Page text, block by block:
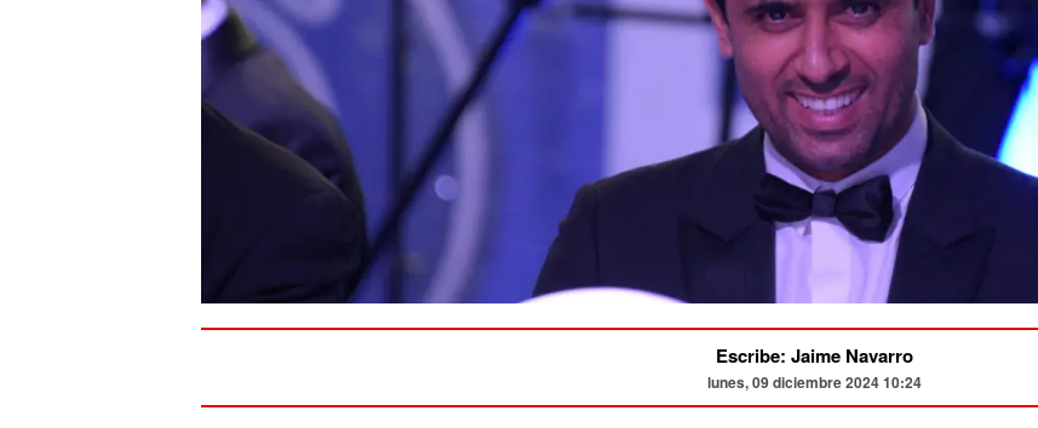
Escribe: Jaime Navarro
lunes, 09 diciembre 2024 10:24